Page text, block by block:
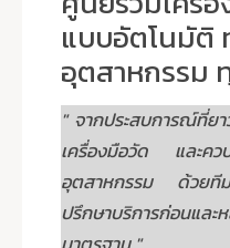
แบบอัตโนมัติ
อุตสาหกรรม
" จากประสบการณ์ที่ยา
เครื่องมือวัด และค
อุตสาหกรรม ด้วยที
ปรึกษาบริการก่อนแ